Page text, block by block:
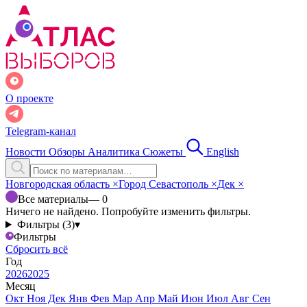
О проекте
Telegram-канал
Новости Обзоры Аналитика Сюжеты English
Новгородская область ×Город Севастополь ×Дек ×
Все материалы— 0
Ничего не найдено. Попробуйте изменить фильтры.
Фильтры (3)▾
Фильтры
Сбросить всё
Год
20262025
Месяц
Окт Ноя Дек Янв Фев Мар Апр Май Июн Июл Авг Сен